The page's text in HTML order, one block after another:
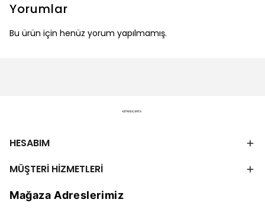
Yorumlar
Bu ürün için henüz yorum yapılmamış.
HESABIM
MÜŞTERİ HİZMETLERİ
Mağaza Adreslerimiz